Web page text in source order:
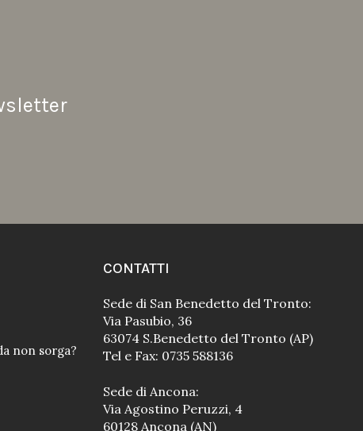
non sorga?
CONTATTI
Sede di San Benedetto del Tronto:
Via Pasubio, 36
63074 S.Benedetto del Tronto (AP)
Tel e Fax: 0735 588136
Sede di Ancona:
Via Agostino Peruzzi, 4
60128 Ancona (AN)